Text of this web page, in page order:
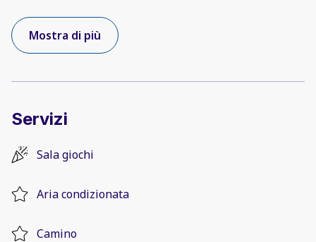
Mostra di più
Servizi
Sala giochi
Aria condizionata
Camino